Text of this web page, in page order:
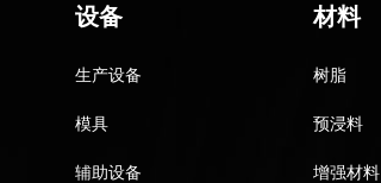
设备
生产设备
模具
辅助设备
材料
树脂
预浸料
增强材料